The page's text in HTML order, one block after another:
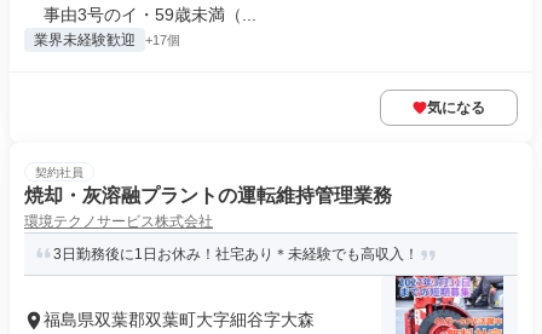
事由3号のイ・59歳未満（...
業界未経験歓迎 +17個
気になる
契約社員
焼却・灰溶融プラントの運転維持管理業務
環境テクノサービス株式会社
3日勤務後に1日お休み！社宅あり＊未経験でも高収入！
福島県双葉郡双葉町大字細谷字大森